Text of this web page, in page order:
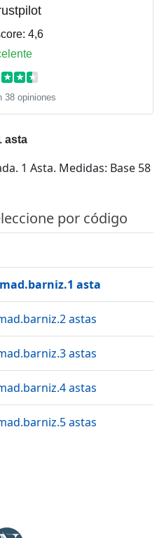
4,6
★ ★ ★
38 opiniones
asta
1 Asta. Medidas: Base 58
por código
asta
astas
astas
astas
astas